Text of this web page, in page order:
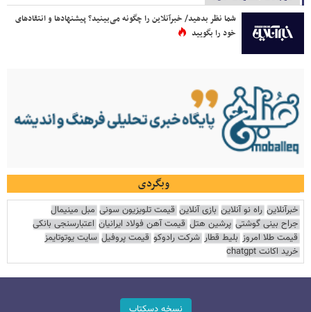
شما نظر بدهید/ خبرآنلاین را چگونه می‌بینید؟ پیشنهادها و انتقادهای
خود را بگویید
وبگردی
خبرآنلاین راه نو آنلاین بازی آنلاین قیمت تلویزیون سونی مبل مینیمال
جراح بینی گوشتی پرشین هتل قیمت آهن فولاد ایرانیان اعتبارسنجی بانکی
قیمت طلا امروز بلیط قطار شرکت رادوکو قیمت پروفیل سایت یوتوتایمز
خرید اکانت chatgpt
نسخه دسکتاپ